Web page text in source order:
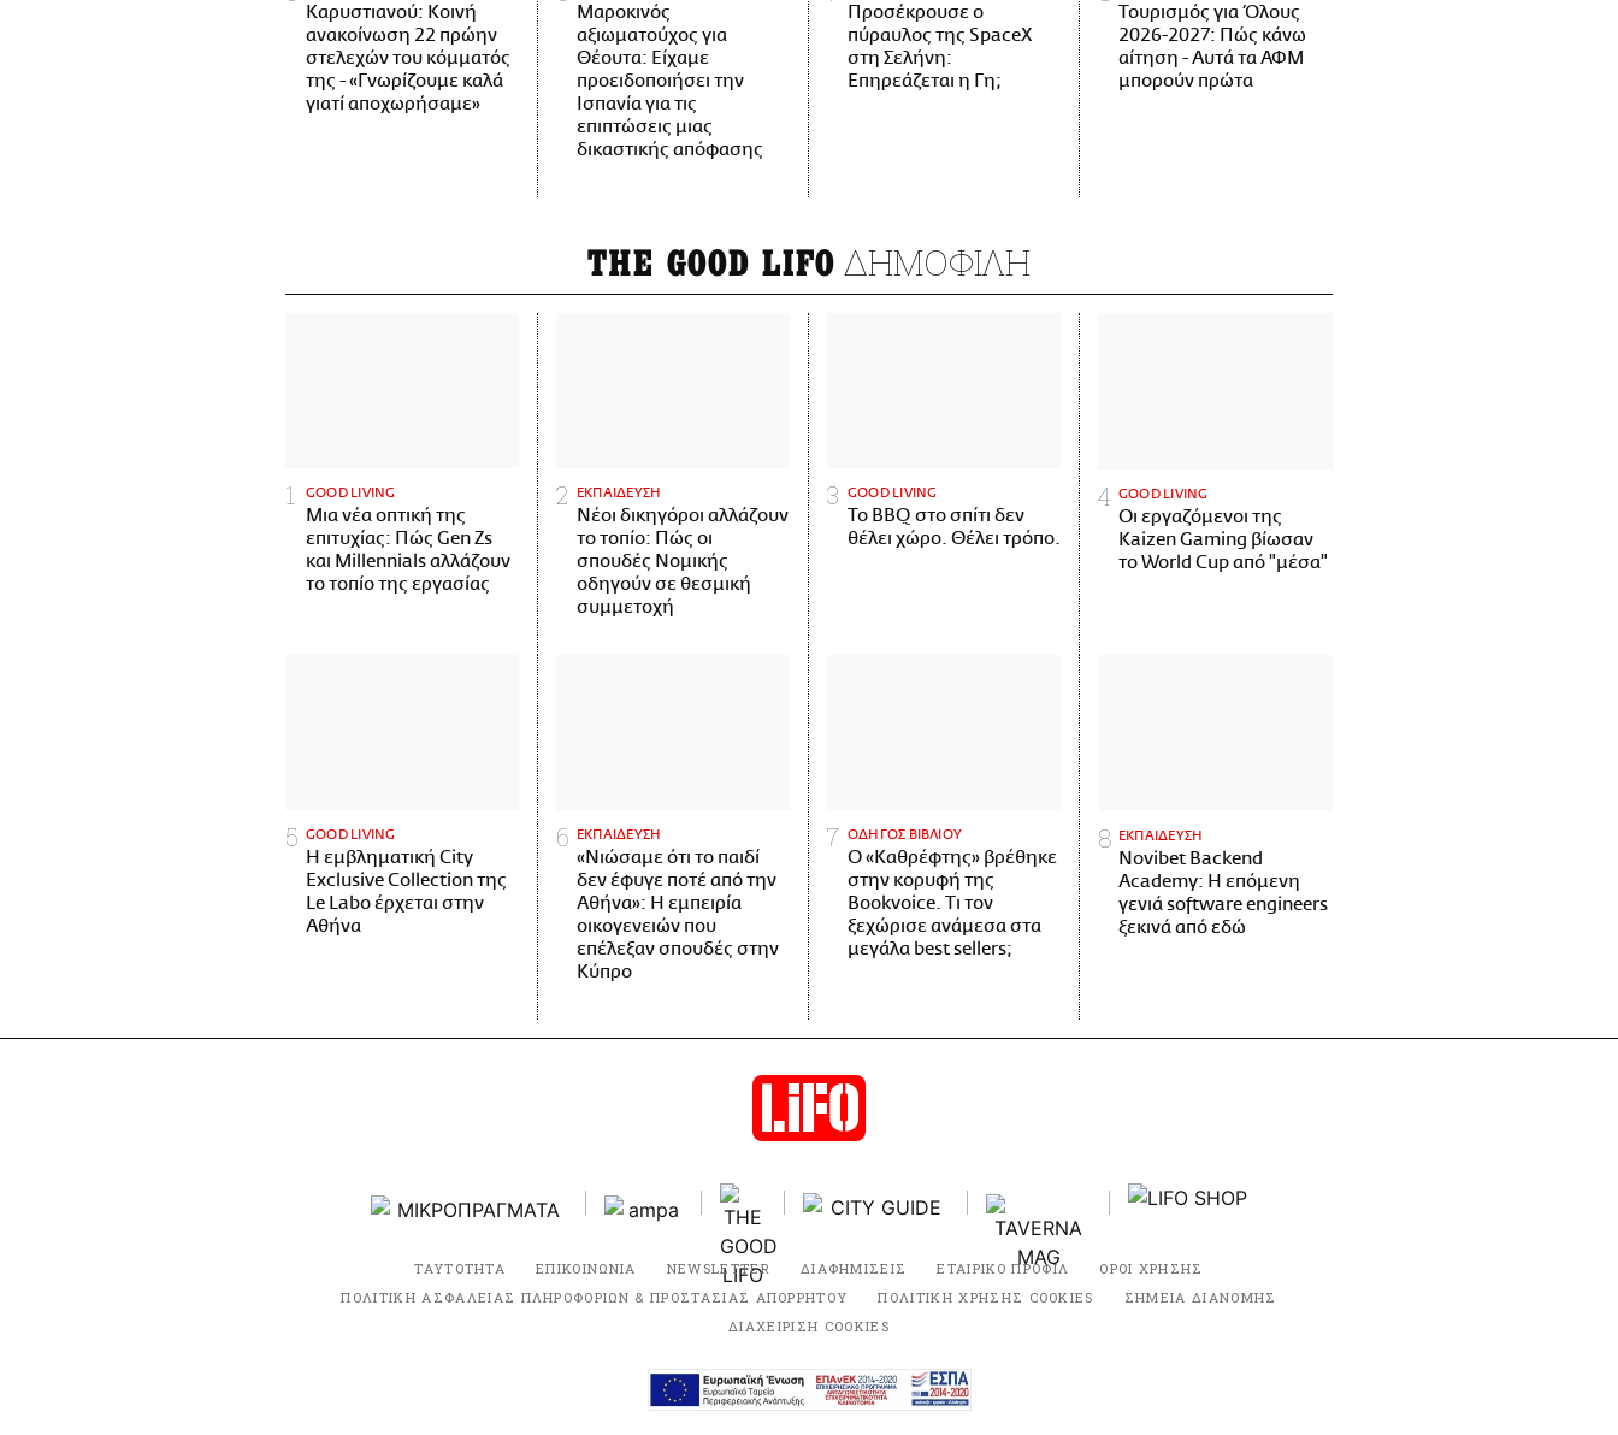
Καρυστιανού: Κοινή
ανακοίνωση 22 πρώην
στελεχών του κόμματός
της - «Γνωρίζουμε καλά
γιατί αποχωρήσαμε»
Μαροκινός
αξιωματούχος για
Θέουτα: Είχαμε
προειδοποιήσει την
Ισπανία για τις
επιπτώσεις μιας
δικαστικής απόφασης
Προσέκρουσε ο
πύραυλος της SpaceX
στη Σελήνη:
Επηρεάζεται η Γη;
Τουρισμός για Όλους
2026-2027: Πώς κάνω
αίτηση - Αυτά τα ΑΦΜ
μπορούν πρώτα
THE GOOD LIFO ΔΗΜΟΦΙΛΗ
GOOD LIVING
Μια νέα οπτική της
επιτυχίας: Πώς Gen Zs
και Millennials αλλάζουν
το τοπίο της εργασίας
ΕΚΠΑΙΔΕΥΣΗ
Νέοι δικηγόροι αλλάζουν
το τοπίο: Πώς οι
σπουδές Νομικής
οδηγούν σε θεσμική
συμμετοχή
GOOD LIVING
Το BBQ στο σπίτι δεν
θέλει χώρο. Θέλει τρόπο.
GOOD LIVING
Οι εργαζόμενοι της
Kaizen Gaming βίωσαν
το World Cup από "μέσα"
GOOD LIVING
Η εμβληματική City
Exclusive Collection της
Le Labo έρχεται στην
Αθήνα
ΕΚΠΑΙΔΕΥΣΗ
«Νιώσαμε ότι το παιδί
δεν έφυγε ποτέ από την
Αθήνα»: Η εμπειρία
οικογενειών που
επέλεξαν σπουδές στην
Κύπρο
ΟΔΗΓΟΣ ΒΙΒΛΙΟΥ
Ο «Καθρέφτης» βρέθηκε
στην κορυφή της
Bookvoice. Τι τον
ξεχώρισε ανάμεσα στα
μεγάλα best sellers;
ΕΚΠΑΙΔΕΥΣΗ
Novibet Backend
Academy: Η επόμενη
γενιά software engineers
ξεκινά από εδώ
ΤΑΥΤΟΤΗΤΑ ΕΠΙΚΟΙΝΩΝΙΑ NEWSLETTER ΔΙΑΦΗΜΙΣΕΙΣ ΕΤΑΙΡΙΚΟ ΠΡΟΦΙΛ
ΟΡΟΙ ΧΡΗΣΗΣ
ΠΟΛΙΤΙΚΗ ΑΣΦΑΛΕΙΑΣ ΠΛΗΡΟΦΟΡΙΩΝ & ΠΡΟΣΤΑΣΙΑΣ ΑΠΟΡΡΗΤΟΥ
ΠΟΛΙΤΙΚΗ ΧΡΗΣΗΣ COOKIES
ΣΗΜΕΙΑ ΔΙΑΝΟΜΗΣ
ΔΙΑΧΕΙΡΙΣΗ COOKIES